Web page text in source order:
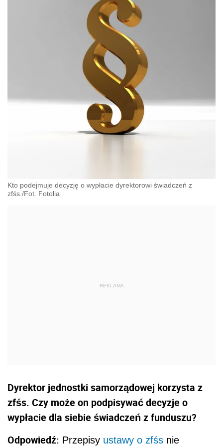
Kto podejmuje decyzję o wypłacie dyrektorowi świadczeń z
zfśs./Fot. Fotolia
Dyrektor jednostki samorządowej korzysta z
zfśs. Czy może on podpisywać decyzje o
wypłacie dla siebie świadczeń z funduszu?
Odpowiedź: Przepisy ustawy o zfśs nie